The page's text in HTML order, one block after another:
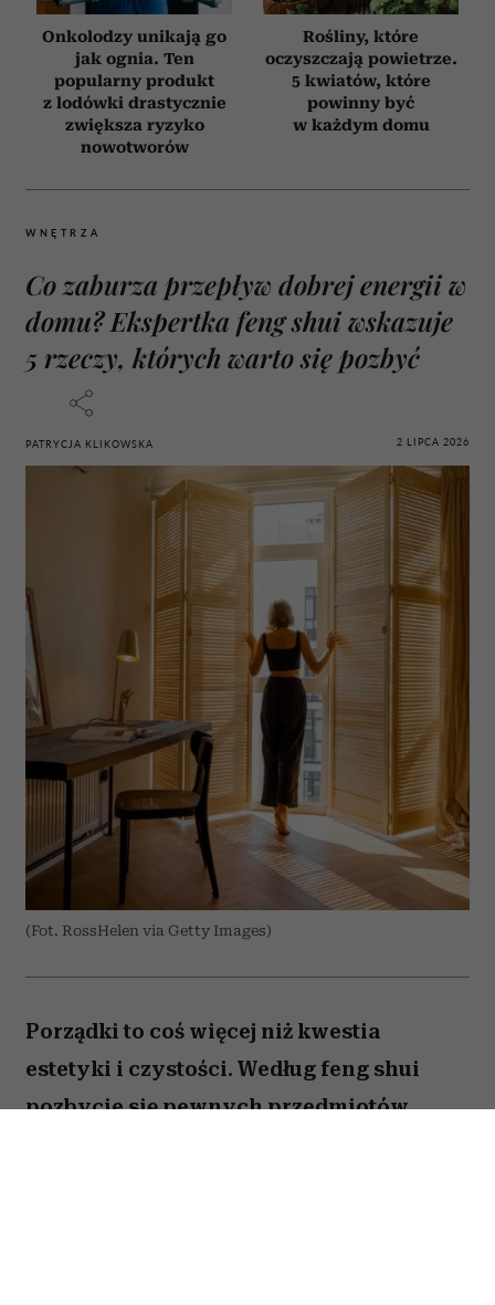
Onkolodzy unikają go
jak ognia. Ten
popularny produkt
z lodówki drastycznie
zwiększa ryzyko
nowotworów
Rośliny, które
oczyszczają powietrze.
5 kwiatów, które
powinny być
w każdym domu
WNĘTRZA
Co zaburza przepływ dobrej energii w
domu? Ekspertka feng shui wskazuje
5 rzeczy, których warto się pozbyć
PATRYCJA KLIKOWSKA 2 LIPCA 2026
(Fot. RossHelen via Getty Images)
Porządki to coś więcej niż kwestia
estetyki i czystości. Według feng shui
pozbycie się pewnych przedmiotów